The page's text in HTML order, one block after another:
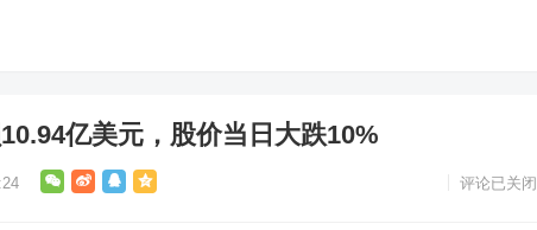
亿美元，股价当日大跌10%
评论已关闭